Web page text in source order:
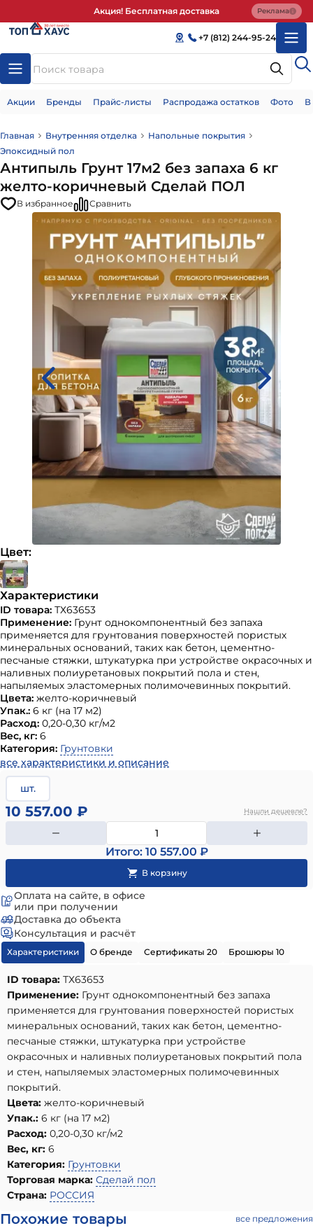
Акция! Бесплатная доставка Реклама
+7 (812) 244-95-24
Акции Бренды Прайс-листы Распродажа остатков Фото
Главная Внутренняя отделка
Напольные покрытия
Эпоксидный пол
Антипыль Грунт 17м2 без запаха 6 кг
желто-коричневый Сделай ПОЛ
В избранное Сравнить
Цвет:
Характеристики
ID товара: ТХ63653
Применение: Грунт однокомпонентный без запаха
применяется для грунтования поверхностей пористых
минеральных оснований, таких как бетон, цементно-
песчаные стяжки, штукатурка при устройстве окрасочных и
наливных полиуретановых покрытий пола и стен,
напыляемых эластомерных полимочевинных покрытий.
Цвета: желто-коричневый
Упак.: 6 кг (на 17 м2)
Расход: 0,20-0,30 кг/м2
Вес, кг: 6
Категория: Грунтовки
все характеристики и описание
шт.
10 557.00 ₽ Нашли дешевле?
Итого: 10 557.00 ₽
Оплата на сайте, в офисе
или при получении
Доставка до объекта
Консультация и расчёт
Характеристики О бренде Сертификаты 20 Брошюры 10
ID товара: ТХ63653
Применение: Грунт однокомпонентный без запаха
применяется для грунтования поверхностей пористых
минеральных оснований, таких как бетон, цементно-
песчаные стяжки, штукатурка при устройстве
окрасочных и наливных полиуретановых покрытий пола
и стен, напыляемых эластомерных полимочевинных
покрытий.
Цвета: желто-коричневый
Упак.: 6 кг (на 17 м2)
Расход: 0,20-0,30 кг/м2
Вес, кг: 6
Категория: Грунтовки
Торговая марка: Сделай пол
Страна: РОССИЯ
Похожие товары все предложения